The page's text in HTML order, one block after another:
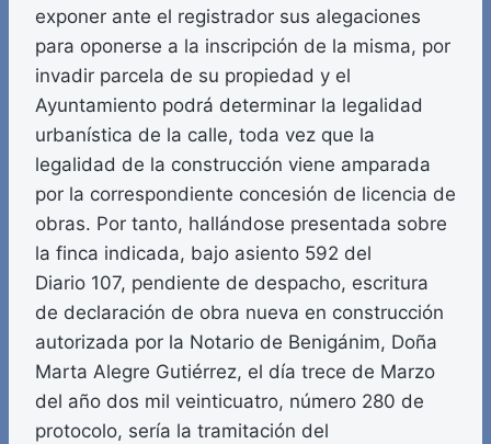
exponer ante el registrador sus alegaciones
para oponerse a la inscripción de la misma, por
invadir parcela de su propiedad y el
Ayuntamiento podrá determinar la legalidad
urbanística de la calle, toda vez que la
legalidad de la construcción viene amparada
por la correspondiente concesión de licencia de
obras. Por tanto, hallándose presentada sobre
la finca indicada, bajo asiento 592 del
Diario 107, pendiente de despacho, escritura
de declaración de obra nueva en construcción
autorizada por la Notario de Benigánim, Doña
Marta Alegre Gutiérrez, el día trece de Marzo
del año dos mil veinticuatro, número 280 de
protocolo, sería la tramitación del